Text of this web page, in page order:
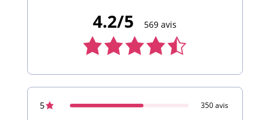
4.2/5
569 avis
Note
4,2
sur
5 350 avis